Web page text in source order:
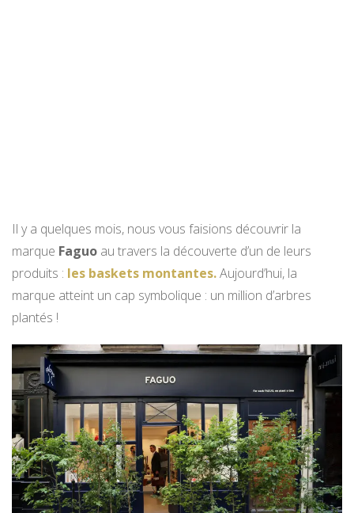
Il y a quelques mois, nous vous faisions découvrir la
marque Faguo au travers la découverte d’un de leurs
produits : les baskets montantes.Aujourd’hui, la
marque atteint un cap symbolique : un million d’arbres
plantés !